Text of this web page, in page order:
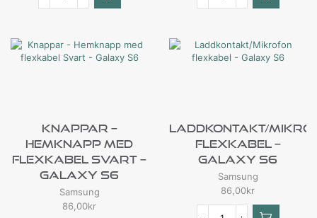
Knappar –
Hemknapp Med
Flexkabel Svart –
Galaxy S6
Samsung
86,00kr
Laddkontakt/
Flexkabel –
Galaxy S6
Samsung
86,00kr